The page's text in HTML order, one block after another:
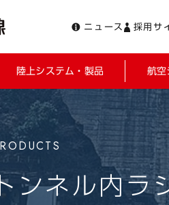
ニュース 採用サ
陸上システム・製品 航空
ンネル内ラ